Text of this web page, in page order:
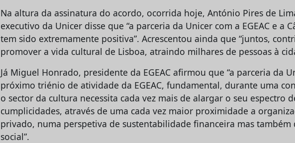
Na altura da assinatura do acordo, ocorrida hoje, António Pires de
executivo da Unicer disse que “a parceria da Unicer com a EGEAC e a
tem sido extremamente positiva”. Acrescentou ainda que “juntos,
promover a vida cultural de Lisboa, atraindo milhares de pessoas à
Já Miguel Honrado, presidente da EGEAC afirmou que “a parceria da
próximo triénio de atividade da EGEAC, fundamental, durante uma
o sector da cultura necessita cada vez mais de alargar o seu espectro
cumplicidades, através de uma cada vez maior proximidade a
privado, numa perspetiva de sustentabilidade financeira mas também
social”.